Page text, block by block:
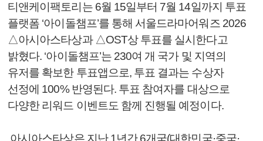
티앤케이팩토리는 6월 15일부터 7월 14일까지 투표
플랫폼 ‘아이돌챔프’를 통해 서울드라마어워즈 2026
△아시아스타상과 △OST상 투표를 실시한다고
밝혔다. ‘아이돌챔프’는 230여 개 국가 및 지역의
유저를 확보한 투표앱으로, 투표 결과는 수상자
선정에 100% 반영된다. 투표 참여자를 대상으로
다양한 리워드 이벤트도 함께 진행될 예정이다.
아시아스타상은 지난 1년간 6개국(대한민국·중국·